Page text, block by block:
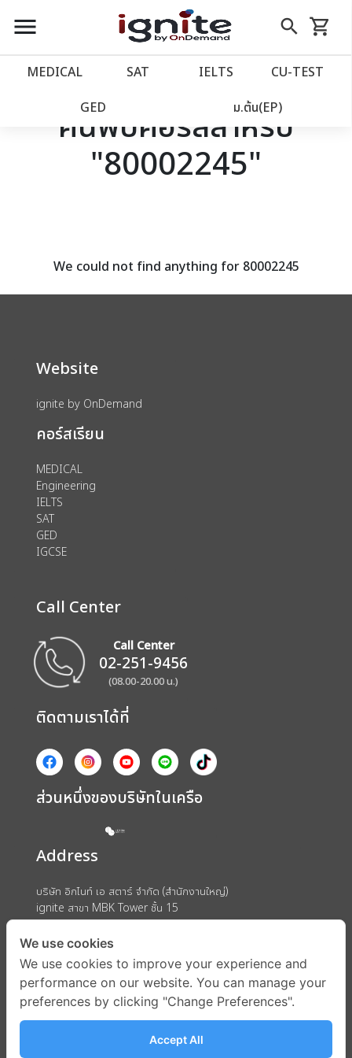
close
account_balance หน้าแรก
เว็บไซต์อิกไนท์
โปรโมชั่น
assignment ลงทะเบียน
menu search
Skip
to
shopping_cart
รถเข็น
MEDICAL SAT IELTS CU‑TEST
GED ม.ต้น(EP)
ค้นพบคอร์สสำหรับ
"80002245"
We could not find anything for 80002245
Website
ignite by OnDemand
คอร์สเรียน
MEDICAL
Engineering
IELTS
SAT
GED
IGCSE
Call Center
Call Center
02-251-9456
(08.00-20.00 น.)
ติดตามเราได้ที่
ส่วนหนึ่งของบริษัทในเครือ
Address
บริษัท อิกไนท์ เอ สตาร์ จำกัด (สำนักงานใหญ่)
ignite สาขา MBK Tower ชั้น 15
ถนนพญาไท แขวงวังใหม่ เขตปทุมวัน กรุงเทพมหานคร 10330
We use cookies
We use cookies to improve your experience and
performance on our website. You can manage your
preferences by clicking "Change Preferences".
Accept All